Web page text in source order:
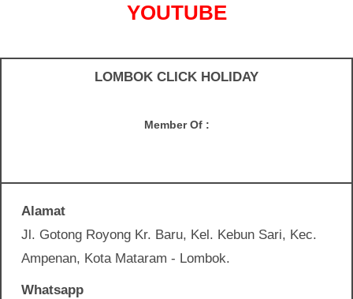
YOUTUBE
LOMBOK CLICK HOLIDAY
Member Of :
Alamat
Jl. Gotong Royong Kr. Baru, Kel. Kebun Sari, Kec.
Ampenan, Kota Mataram - Lombok.
Whatsapp